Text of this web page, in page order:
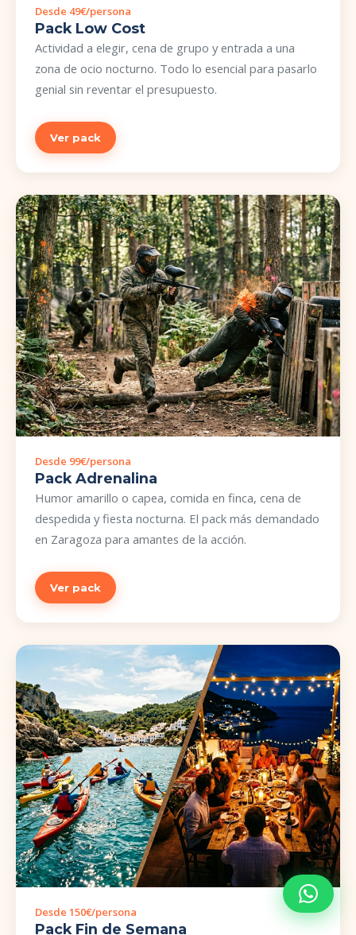
Desde 49€/persona
Pack Low Cost
Actividad a elegir, cena de grupo y entrada a una
zona de ocio nocturno. Todo lo esencial para pasarlo
genial sin reventar el presupuesto.
Ver pack
Desde 99€/persona
Pack Adrenalina
Humor amarillo o capea, comida en finca, cena de
despedida y fiesta nocturna. El pack más demandado
en Zaragoza para amantes de la acción.
Ver pack
Desde 150€/persona
Pack Fin de Semana